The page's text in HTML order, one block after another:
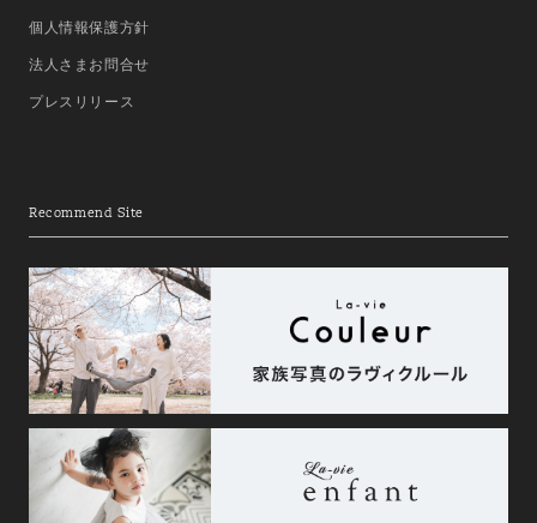
個人情報保護方針
法人さまお問合せ
プレスリリース
Recommend Site